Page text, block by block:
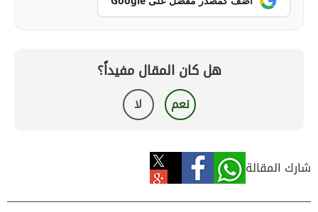
هل كان المقال مفيداً؟
نعم لا
شارك المقالة